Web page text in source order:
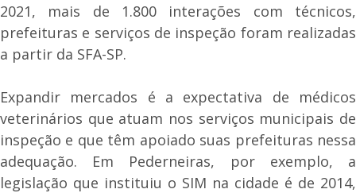
2021, mais de 1.800 interações com técnicos,
prefeituras e serviços de inspeção foram realizadas
a partir da SFA-SP.
Expandir mercados é a expectativa de médicos
veterinários que atuam nos serviços municipais de
inspeção e que têm apoiado suas prefeituras nessa
adequação. Em Pederneiras, por exemplo, a
legislação que instituiu o SIM na cidade é de 2014,